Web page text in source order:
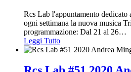
Rcs Lab l'appuntamento dedicato
ogni settimana la nuova musica
programmazione: Dal 21 al 26…
Leggi Tutto